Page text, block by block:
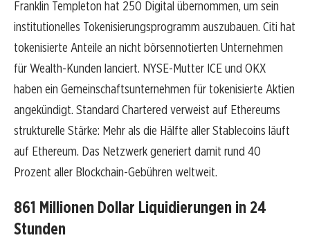
Franklin Templeton hat 250 Digital übernommen, um sein
institutionelles Tokenisierungsprogramm auszubauen. Citi hat
tokenisierte Anteile an nicht börsennotierten Unternehmen
für Wealth-Kunden lanciert. NYSE-Mutter ICE und OKX
haben ein Gemeinschaftsunternehmen für tokenisierte Aktien
angekündigt. Standard Chartered verweist auf Ethereums
strukturelle Stärke: Mehr als die Hälfte aller Stablecoins läuft
auf Ethereum. Das Netzwerk generiert damit rund 40
Prozent aller Blockchain-Gebühren weltweit.
861 Millionen Dollar Liquidierungen in 24
Stunden